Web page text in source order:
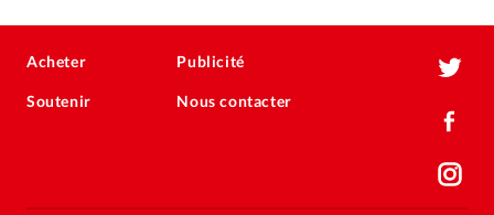
Acheter
Soutenir
Publicité
Nous contacter